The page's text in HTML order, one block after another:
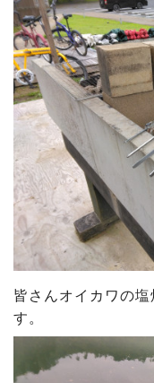
皆さんオイカワの
す。